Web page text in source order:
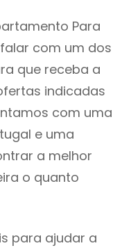
Para
com um dos
que receba a
indicadas
com uma
e uma
a melhor
o quanto
para ajudar a